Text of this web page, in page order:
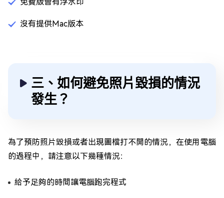
沒有提供Mac版本
三、如何避免照片毀損的情況
發生？
為了預防照片毀損或者出現圖檔打不開的情況，在使用電腦
的過程中，請注意以下幾種情況：
給予足夠的時間讓電腦跑完程式